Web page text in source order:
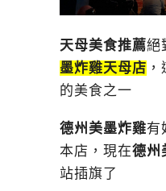
天母美食推薦絕
墨炸雞天母店
的美食之一
德州美墨炸雞有
本店，現在德州
站插旗了